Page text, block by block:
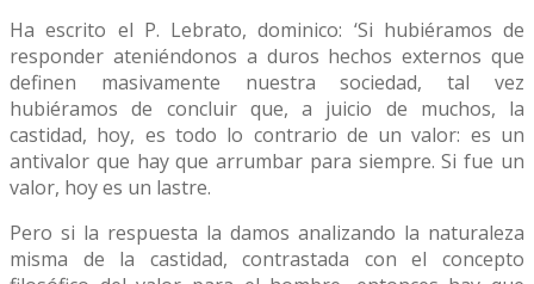
Ha escrito el P. Lebrato, dominico: ‘Si hubiéramos de
responder ateniéndonos a duros hechos externos que
definen masivamente nuestra sociedad, tal vez
hubiéramos de concluir que, a juicio de muchos, la
castidad, hoy, es todo lo contrario de un valor: es un
antivalor que hay que arrumbar para siempre. Si fue un
valor, hoy es un lastre.
Pero si la respuesta la damos analizando la naturaleza
misma de la castidad, contrastada con el concepto